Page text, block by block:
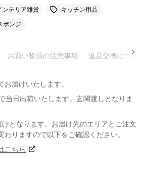
ンテリア雑貨
キッチン用品
ポンジ
お買い物前の注意事項 返品交換について
届けいたします。
当日出荷いたします。玄関渡しとなりま
となります。お届け先のエリアとご注文
りますので以下をご確認ください。
こちら